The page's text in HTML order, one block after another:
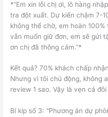
*“Em xin lỗi chị ơi, lô hàng
tra đột xuất. Dự kiến chậm 7-
không thể chờ, em hoàn
vẫn muốn giữ đơn, em sẽ gửi
ơn chị đã thông cảm.”*
Kết quả? 70% khách chấp
Nhưng vì tôi chủ động, không
review 1 sao. Vậy là vẹn cả
Bí kíp số 3: “Phương án dự